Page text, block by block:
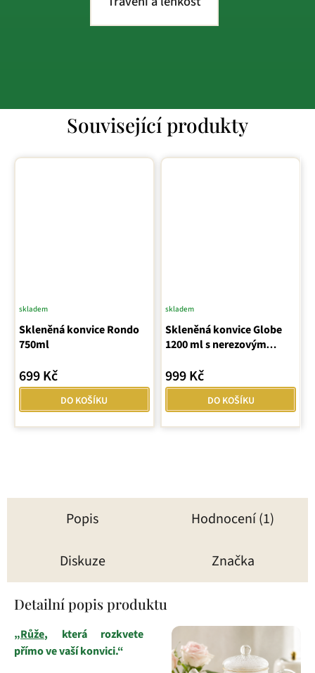
Související produkty
Skleněná konvice Rondo
750ml
skladem
699 Kč
DO KOŠÍKU
Skleněná konvice Globe
1200 ml s nerezovým
Průměrné
hodnocení
produktu
5,0
5
hvězdiček.
skladem
999 Kč
DO KOŠÍKU
Popis Hodnocení (1)
Diskuze Značka
Detailní popis produktu
„Růže, která rozkvete
přímo ve vaší konvici.“